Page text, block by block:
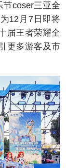
coser三亚全
12月7日即将
届王者荣耀全
更多游客及市